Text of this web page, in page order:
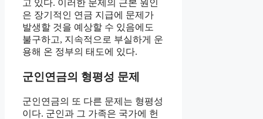
고 있다. 이러한 문제의 근본 원인
은 장기적인 연금 지급에 문제가
발생할 것을 예상할 수 있음에도
불구하고, 지속적으로 부실하게 운
용해 온 정부의 태도에 있다.
군인연금의 형평성 문제
군인연금의 또 다른 문제는 형평성
이다. 군인과 그 가족은 국가에 헌